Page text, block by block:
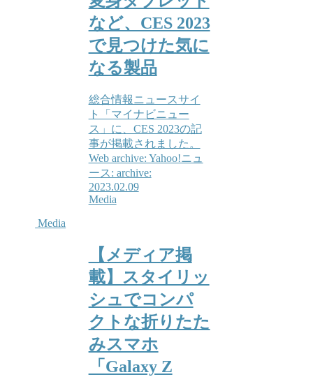
など、CES 2023
で見つけた気に
なる製品
総合情報ニュースサイ
ト「マイナビニュー
ス」に、CES 2023の記
事が掲載されました。
Web archive: Yahoo!ニュ
ース: archive:
2023.02.09
Media
Media
【メディア掲
載】スタイリッ
シュでコンパ
クトな折りたた
みスマホ
「Galaxy Z